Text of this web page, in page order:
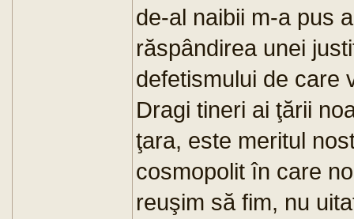
de-al naibii m-a pus
răspândirea unei
defetismului de care
Dragi tineri ai ţării
ţara, este meritul
cosmopolit în care
reuşim să fim, nu